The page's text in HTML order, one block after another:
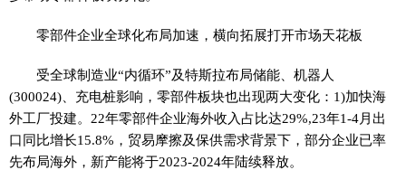
零部件企业全球化布局加速，横向拓展打开市场天花板
受全球制造业“内循环”及特斯拉布局储能、机器人
(300024)、充电桩影响，零部件板块也出现两大变化：1)加快海
外工厂投建。22年零部件企业海外收入占比达29%,23年1-4月出
口同比增长15.8%，贸易摩擦及保供需求背景下，部分企业已率
先布局海外，新产能将于2023-2024年陆续释放。